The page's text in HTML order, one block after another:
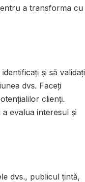
a transforma cu
și să validați
dvs. Faceți
clienți.
evalua interesul și
dvs., publicul țintă,